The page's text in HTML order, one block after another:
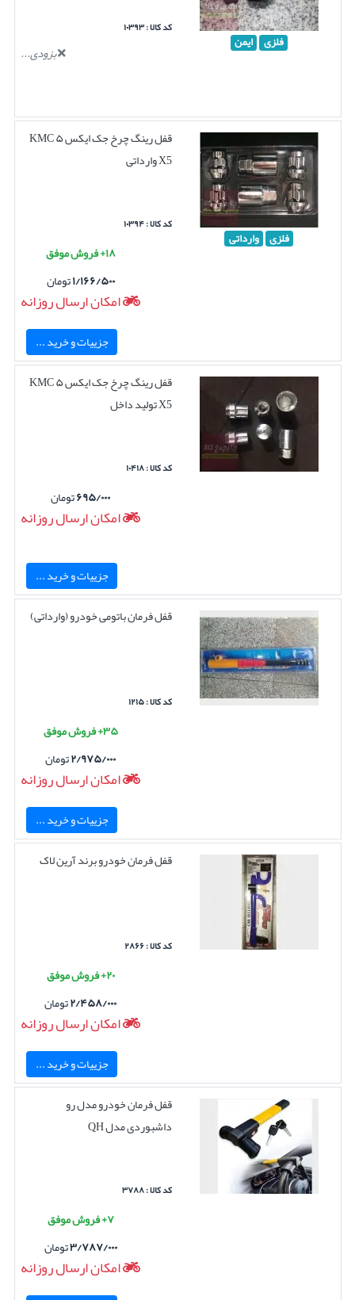
فلزی ایمن
کد کالا : ۱۰۳۹۳
بزودی...
فلزی وارداتی
قفل رینگ چرخ جک ایکس ۵ KMC
X5 وارداتی
کد کالا : ۱۰۳۹۴
۱۸+ فروش موفق
۱/۱۶۶/۵۰۰تومان
امکان ارسال روزانه
جزییات و خرید ...
قفل رینگ چرخ جک ایکس ۵ KMC
X5 تولید داخل
کد کالا : ۱۰۴۱۸
۶۹۵/۰۰۰تومان
امکان ارسال روزانه
جزییات و خرید ...
قفل فرمان باتومی خودرو (وارداتی)
کد کالا : ۱۲۱۵
۳۵+ فروش موفق
۲/۹۷۵/۰۰۰تومان
امکان ارسال روزانه
جزییات و خرید ...
قفل فرمان خودرو برند آرین لاک
کد کالا : ۲۸۶۶
۲۰+ فروش موفق
۲/۴۵۸/۰۰۰تومان
امکان ارسال روزانه
جزییات و خرید ...
قفل فرمان خودرو مدل رو
داشبوردی مدل QH
کد کالا : ۳۷۸۸
۷+ فروش موفق
۳/۷۸۷/۰۰۰تومان
امکان ارسال روزانه